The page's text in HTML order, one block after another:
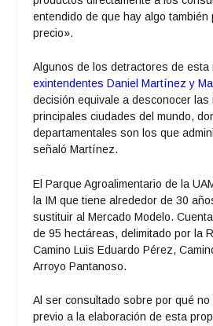
entendido de que hay algo también
precio».
Algunos de los detractores de esta
exintendentes Daniel Martínez y
decisión equivale a desconocer
principales ciudades del mundo,
departamentales son los que
señaló Martínez.
El Parque Agroalimentario de la
la IM que tiene alrededor de 30
sustituir al Mercado Modelo.
de 95 hectáreas, delimitado por la
Camino Luis Eduardo Pérez,
Arroyo Pantanoso.
Al ser consultado sobre por qué no
previo a la elaboración de esta